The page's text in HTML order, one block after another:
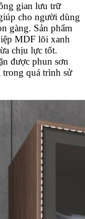
gian lưu trữ
cho người dùng
gàng. Sản phẩm
MDF lõi xanh
chịu lực tốt.
được phun sơn
quá trình sử